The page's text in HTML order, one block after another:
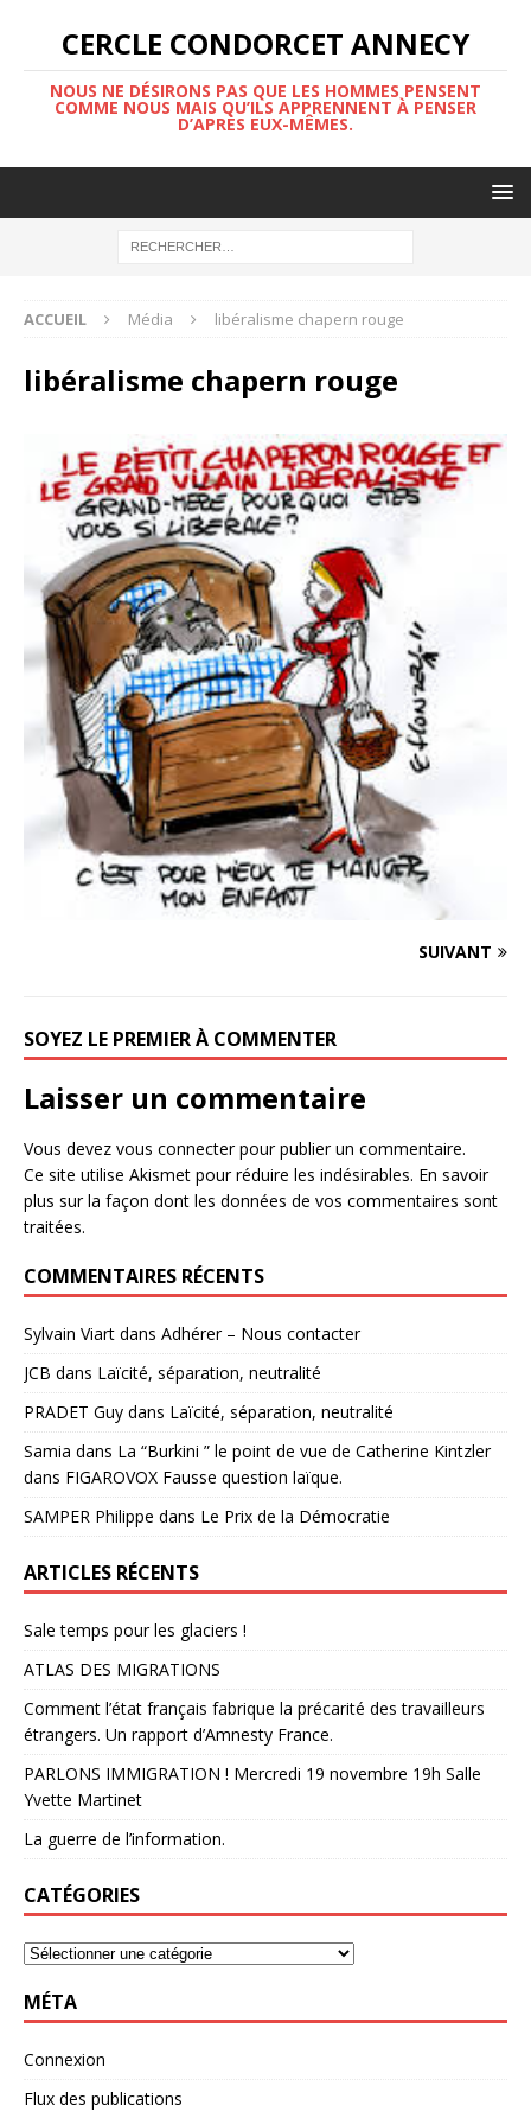
CERCLE CONDORCET ANNECY
NOUS NE DÉSIRONS PAS QUE LES HOMMES PENSENT
COMME NOUS MAIS QU’ILS APPRENNENT À PENSER
D’APRÈS EUX-MÊMES.
ACCUEIL Média libéralisme chapern rouge
libéralisme chapern rouge
SUIVANT
SOYEZ LE PREMIER À COMMENTER
Laisser un commentaire
Vous devez vous connecterpour publier un commentaire.
Ce site utilise Akismet pour réduire les indésirables. En savoir
plus sur la façon dont les données de vos commentaires sont
traitées.
COMMENTAIRES RÉCENTS
Sylvain Viart dans Adhérer – Nous contacter
JCB dans Laïcité, séparation, neutralité
PRADET Guy dans Laïcité, séparation, neutralité
Samia dans La “Burkini ” le point de vue de Catherine Kintzler
dans FIGAROVOX Fausse question laïque.
SAMPER Philippe dans Le Prix de la Démocratie
ARTICLES RÉCENTS
Sale temps pour les glaciers !
ATLAS DES MIGRATIONS
Comment l’état français fabrique la précarité des travailleurs
étrangers. Un rapport d’Amnesty France.
PARLONS IMMIGRATION ! Mercredi 19 novembre 19h Salle
Yvette Martinet
La guerre de l’information.
CATÉGORIES
MÉTA
Connexion
Flux des publications